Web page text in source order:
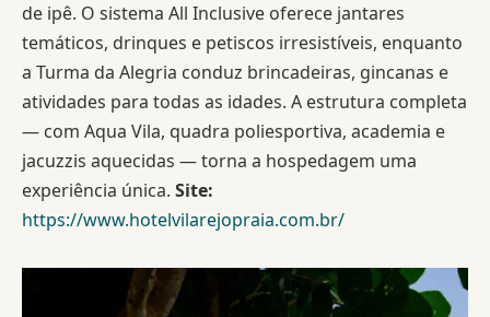
de ipê. O sistema All Inclusive oferece jantares
temáticos, drinques e petiscos irresistíveis, enquanto
a Turma da Alegria conduz brincadeiras, gincanas e
atividades para todas as idades. A estrutura completa
— com Aqua Vila, quadra poliesportiva, academia e
jacuzzis aquecidas — torna a hospedagem uma
experiência única. Site:
https://www.hotelvilarejopraia.com.br/